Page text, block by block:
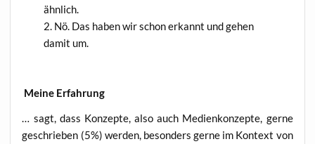
ähnlich.
Nö. Das haben wir schon erkannt und gehen
damit um.
Mei­ne Erfahrung
… sagt, dass Kon­zep­te, also auch Medi­en­kon­zep­te, ger­ne
geschrie­ben (5%) wer­den, beson­ders ger­ne im Kon­text von